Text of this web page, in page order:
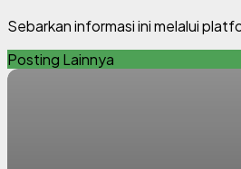
Sebarkan informasi ini melalui
Posting Lainnya